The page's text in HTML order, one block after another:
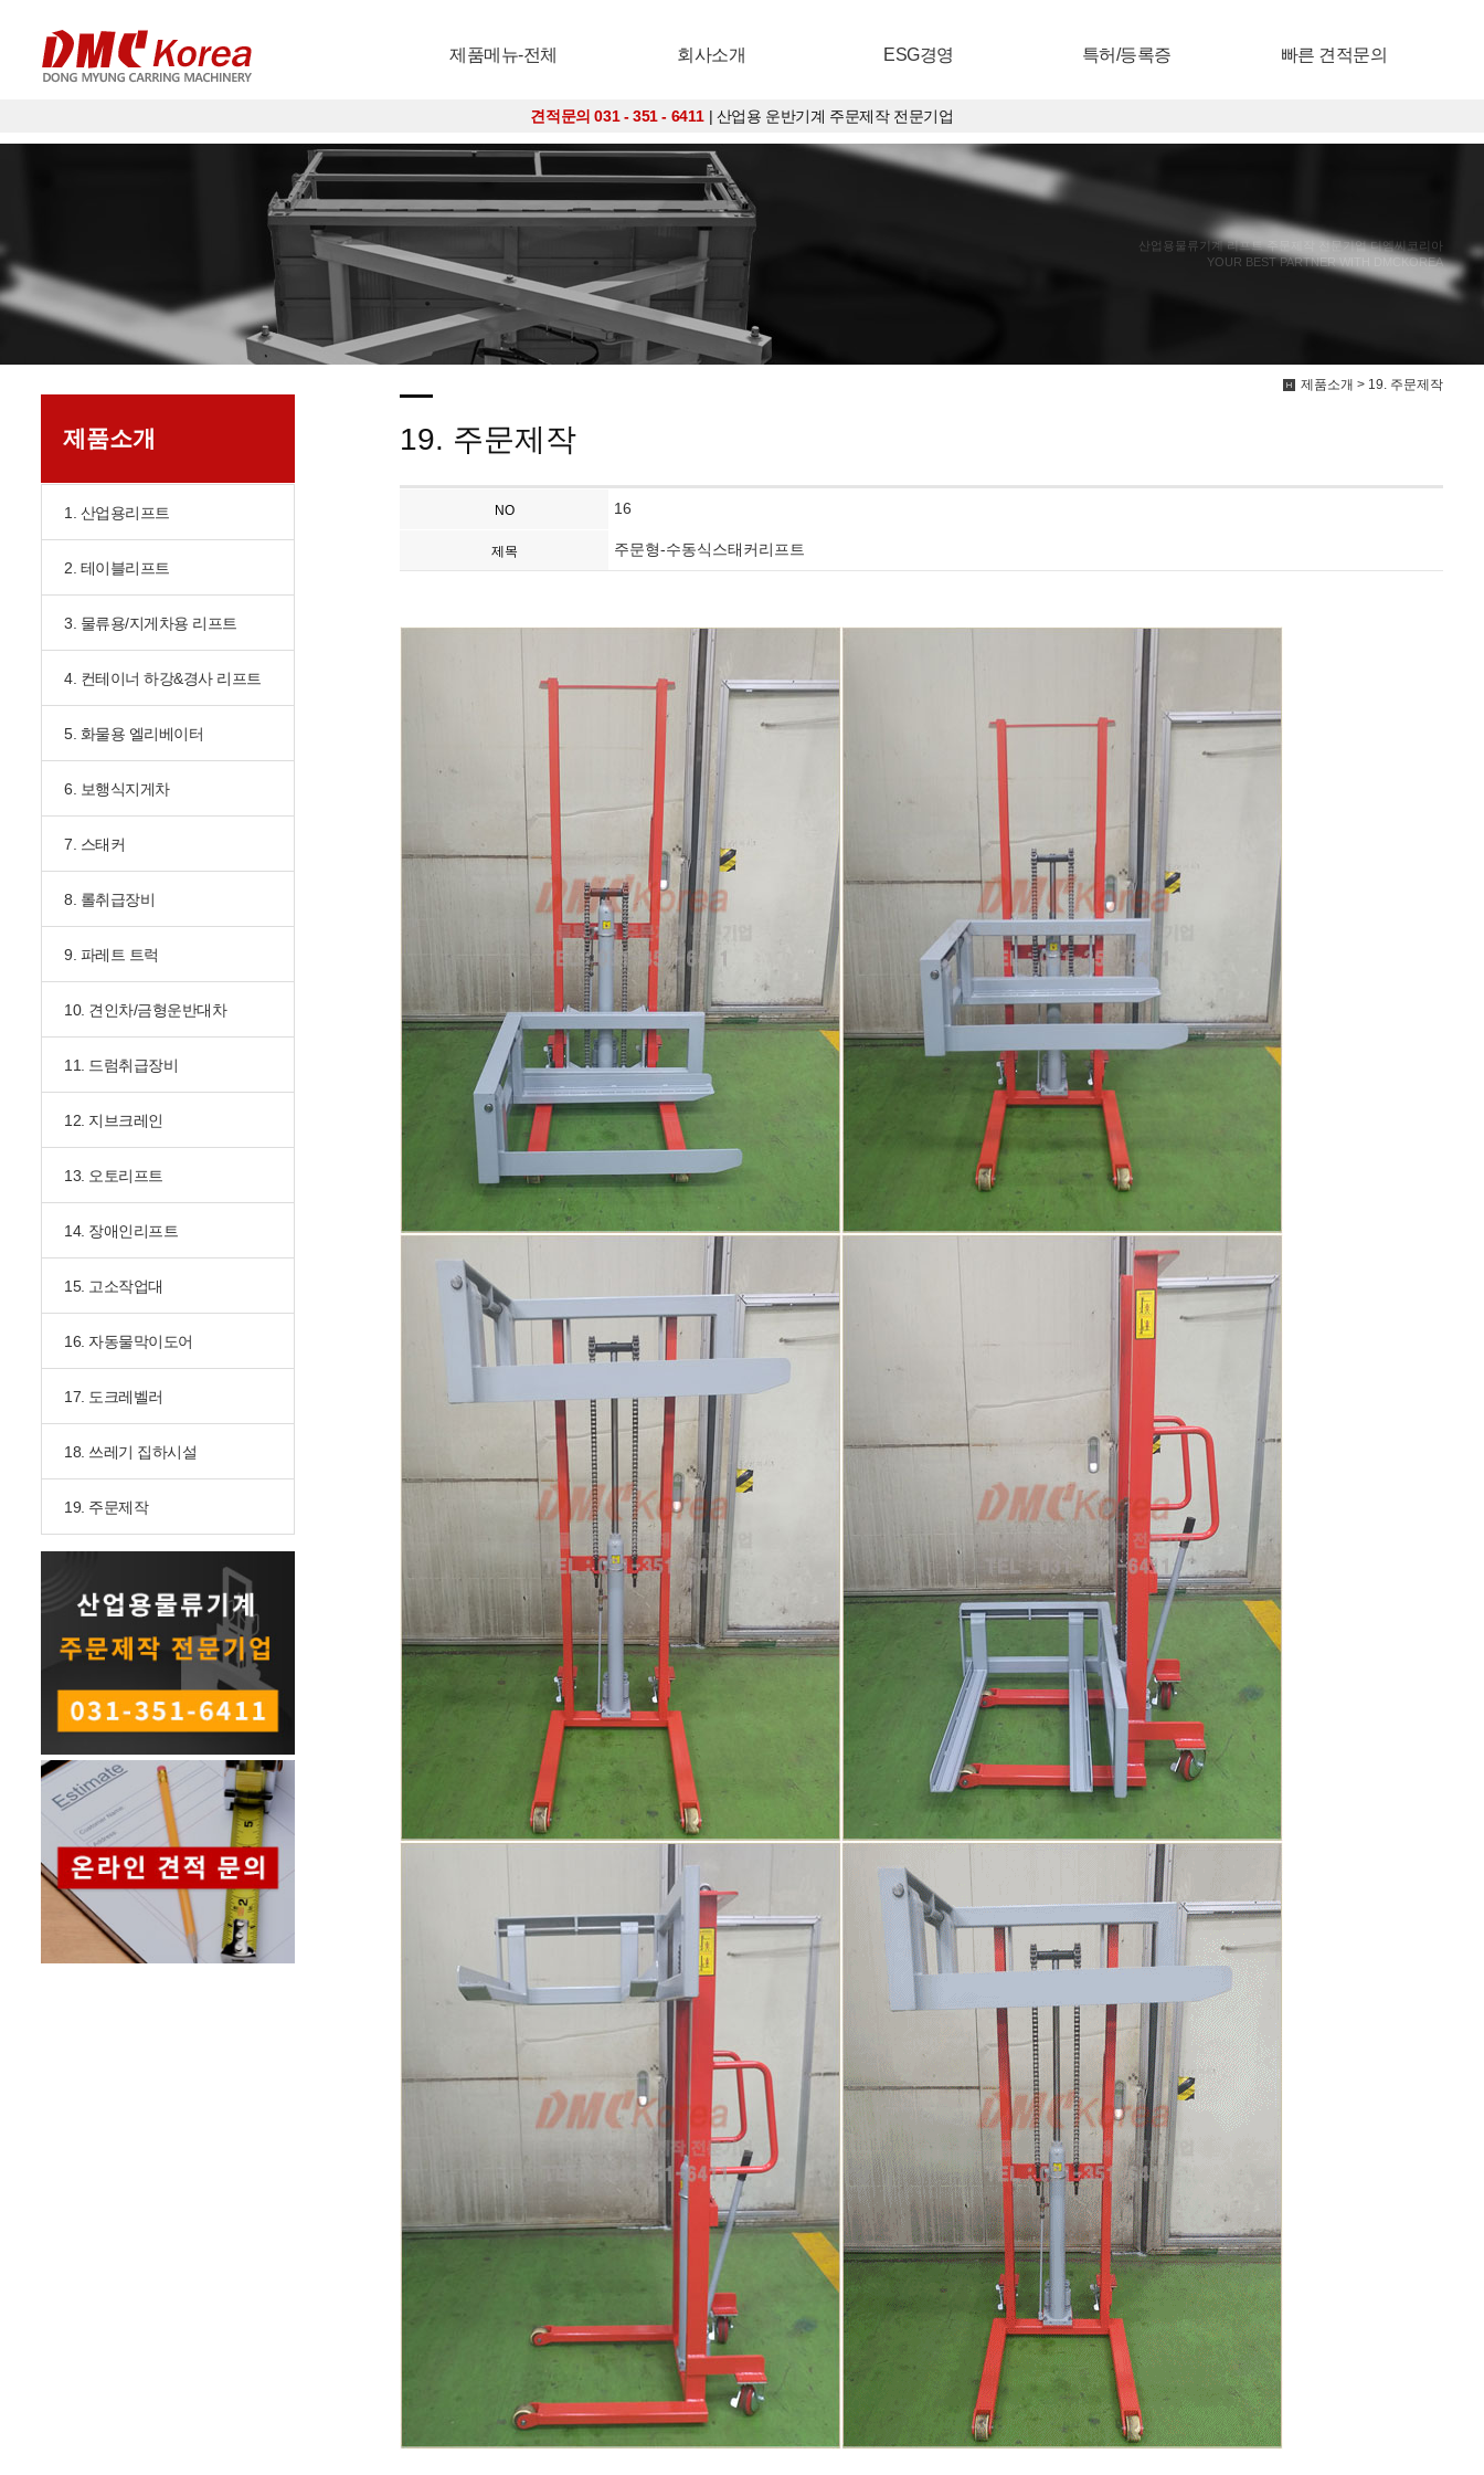
제품메뉴-전체 회사소개 ESG경영 특허/등록증 빠른 견적문의
견적문의 031 - 351 - 6411 | 산업용 운반기계 주문제작 전문기업
산업용물류기계 리프트 주문제작 전문기업 디엠씨코리아
YOUR BEST PARTNER WITH DMCKOREA
제품소개 > 19. 주문제작
제품소개
1. 산업용리프트
2. 테이블리프트
3. 물류용/지게차용 리프트
4. 컨테이너 하강&경사 리프트
5. 화물용 엘리베이터
6. 보행식지게차
7. 스태커
8. 롤취급장비
9. 파레트 트럭
10. 견인차/금형운반대차
11. 드럼취급장비
12. 지브크레인
13. 오토리프트
14. 장애인리프트
15. 고소작업대
16. 자동물막이도어
17. 도크레벨러
18. 쓰레기 집하시설
19. 주문제작
19. 주문제작
NO 16
제목 주문형-수동식스태커리프트